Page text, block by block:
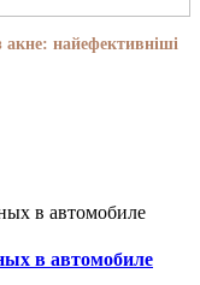
акне: найефективніші
в автомобиле